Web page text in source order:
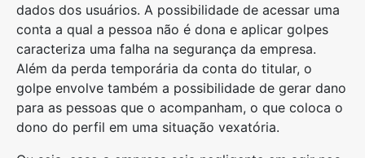
dados dos usuários. A possibilidade de acessar uma
conta a qual a pessoa não é dona e aplicar golpes
caracteriza uma falha na segurança da empresa.
Além da perda temporária da conta do titular, o
golpe envolve também a possibilidade de gerar dano
para as pessoas que o acompanham, o que coloca o
dono do perfil em uma situação vexatória.